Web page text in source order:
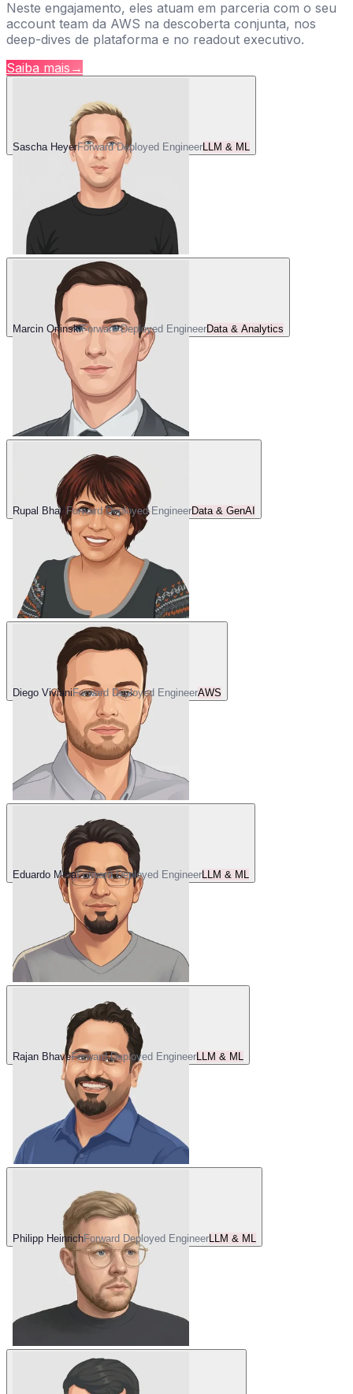
Neste engajamento, eles atuam em parceria com o seu
account team da AWS na descoberta conjunta, nos
deep-dives de plataforma e no readout executivo.
Saiba mais →
Sascha HeyerForward Deployed EngineerLLM & ML
Marcin OrlinskiForward Deployed EngineerData & Analytics
Rupal BhattForward Deployed EngineerData & GenAI
Diego Viviani Forward Deployed EngineerAWS
Eduardo MotaForward Deployed EngineerLLM & ML
Rajan BhaveForward Deployed EngineerLLM & ML
Philipp HeinrichForward Deployed EngineerLLM & ML